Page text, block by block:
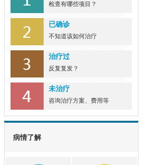
检查有哪些项目？
已确诊
不知道该如何治疗
治疗过
反复复发？
未治疗
咨询治疗方案、费用等
病情了解